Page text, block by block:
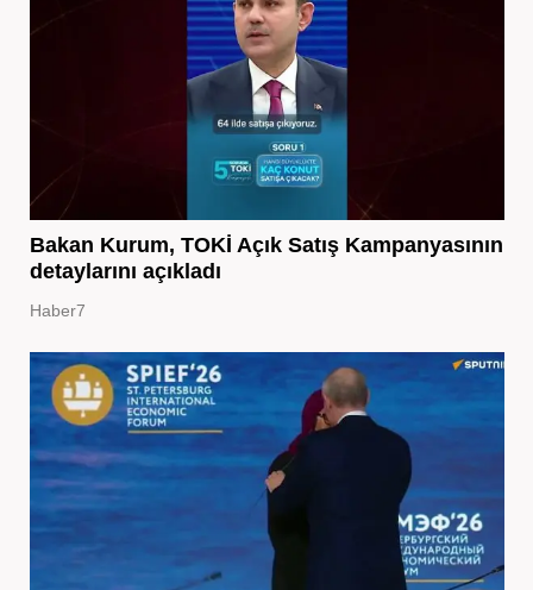
Bakan Kurum, TOKİ Açık Satış Kampanyasının
detaylarını açıkladı
Haber7